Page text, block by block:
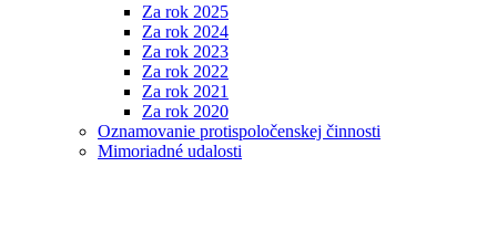
Za rok 2025
Za rok 2024
Za rok 2023
Za rok 2022
Za rok 2021
Za rok 2020
Oznamovanie protispoločenskej činnosti
Mimoriadné udalosti